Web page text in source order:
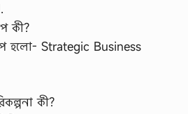
কী?
হলো- Strategic Business
কী?